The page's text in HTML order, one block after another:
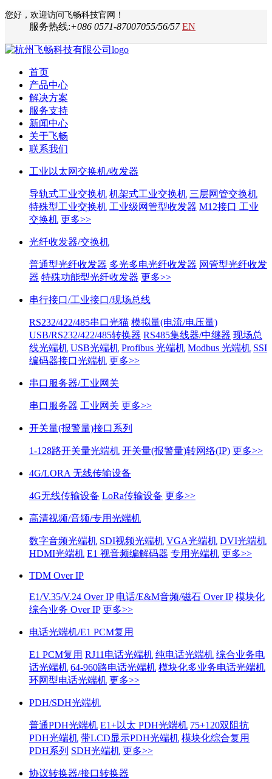
您好，欢迎访问飞畅科技官网！
服务热线:+086 0571-87007055/56/57 EN
首页
产品中心
解决方案
服务支持
新闻中心
关于飞畅
联系我们
工业以太网交换机/收发器
导轨式工业交换机 机架式工业交换机 三层网管交换机
特殊型工业交换机 工业级网管型收发器 M12接口 工业
交换机 更多>>
光纤收发器/交换机
普通型光纤收发器 多光多电光纤收发器 网管型光纤收发
器 特殊功能型光纤收发器 更多>>
串行接口/工业接口/现场总线
RS232/422/485串口光猫 模拟量(电流/电压量)
USB/RS232/422/485转换器 RS485集线器/中继器 现场总
线光端机 USB光端机 Profibus 光端机 Modbus 光端机 SSI
编码器接口光端机 更多>>
串口服务器/工业网关
串口服务器 工业网关 更多>>
开关量(报警量)接口系列
1-128路开关量光端机 开关量(报警量)转网络(IP) 更多>>
4G/LORA 无线传输设备
4G无线传输设备 LoRa传输设备 更多>>
高清视频/音频/专用光端机
数字音频光端机 SDI视频光端机 VGA光端机 DVI光端机
HDMI光端机 E1 视音频编解码器 专用光端机 更多>>
TDM Over IP
E1/V.35/V.24 Over IP 电话/E&M音频/磁石 Over IP 模块化
综合业务 Over IP 更多>>
电话光端机/E1 PCM复用
E1 PCM复用 RJ11电话光端机 纯电话光端机 综合业务电
话光端机 64-960路电话光端机 模块化多业务电话光端机
环网型电话光端机 更多>>
PDH/SDH光端机
普通PDH光端机 E1+以太 PDH光端机 75+120双阻抗
PDH光端机 带LCD显示PDH光端机 模块化综合复用
PDH系列 SDH光端机 更多>>
协议转换器/接口转换器